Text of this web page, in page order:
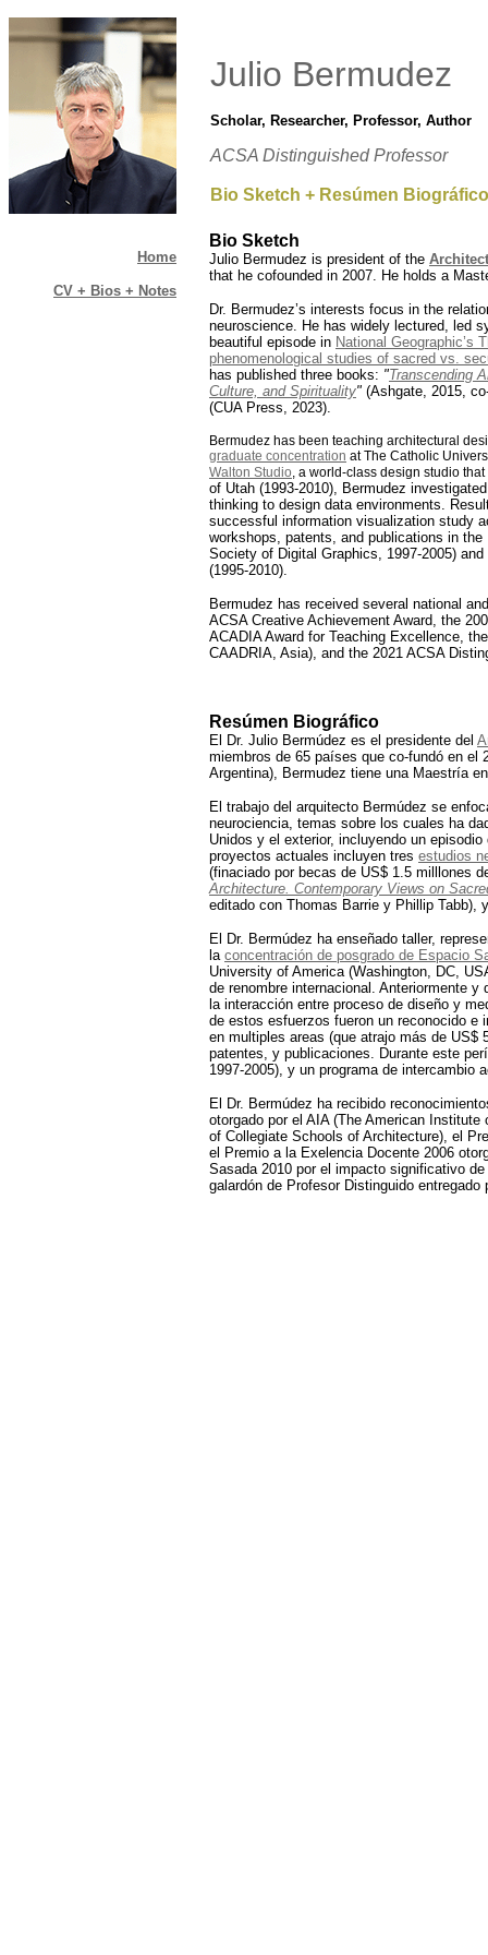
Julio Bermudez
Scholar, Researcher, Professor, Author
ACSA Distinguished Professor
Bio Sketch + Resúmen Biográfico
Home
CV + Bios + Notes
Bio Sketch
Julio Bermudez is president of the
that he cofounded in 2007. He holds a
Dr. Bermudez’s interests focus in the
neuroscience. He has widely lectured, led
beautiful episode in National Geographic’s
phenomenological studies of sacred vs.
has published three books: "Transcending
Culture, and Spirituality" (Ashgate, 2015,
(CUA Press, 2023).
Bermudez has been teaching architectural
graduate concentration at The Catholic
Walton Studio, a world-class design studio
of Utah (1993-2010), Bermudez
thinking to design data environments.
successful information visualization study
workshops, patents, and publications in
Society of Digital Graphics, 1997-2005)
(1995-2010).
Bermudez has received several national
ACSA Creative Achievement Award, the
ACADIA Award for Teaching Excellence,
CAADRIA, Asia), and the 2021 ACSA
Resúmen Biográfico
El Dr. Julio Bermúdez es el presidente del
miembros de 65 países que co-fundó en el
Argentina), Bermudez tiene una Maestría
El trabajo del arquitecto Bermúdez se
neurociencia, temas sobre los cuales ha
Unidos y el exterior, incluyendo un
proyectos actuales incluyen tres estudios
(finaciado por becas de US$ 1.5 milllones
Architecture. Contemporary Views on
editado con Thomas Barrie y Phillip Tabb),
El Dr. Bermúdez ha enseñado taller,
la concentración de posgrado de Espacio
University of America (Washington, DC,
de renombre internacional. Anteriormente y
la interacción entre proceso de diseño y
de estos esfuerzos fueron un reconocido e
en multiples areas (que atrajo más de
patentes, y publicaciones. Durante este
1997-2005), y un programa de intercambio
El Dr. Bermúdez ha recibido
otorgado por el AIA (The American
of Collegiate Schools of Architecture), el
el Premio a la Exelencia Docente 2006
Sasada 2010 por el impacto significativo
galardón de Profesor Distinguido